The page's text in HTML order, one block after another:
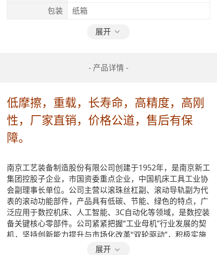
包装
纸箱
展开
- 产品详情 -
低摩擦，重载，长寿命，高精度，高刚
性，厂家直销，价格公道，售后有保
障。
南京工艺装备制造股份有限公司创建于1952年，是南京新工
集团控股子企业，市国资委重点企业，中国机床工具工业协
会副理事长单位。公司主营以滚珠丝杠副、滚动导轨副为代
表的滚动功能部件，产品具有低碳、节能、绿色的特点，广
泛应用于数控机床、人工智能、3C自动化等领域，是数控装
备关键核心零部件。公司紧紧把握“工业母机”行业发展的契
机，坚持创新能力提升与市场化改革“双轮驱动”，积极实施
产品替代进口，全力突破关键“卡脖子”技术，加速发展新质
展开